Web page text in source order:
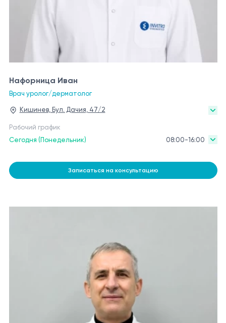
Нафорница Иван
Врач уролог/дерматолог
Кишинев, Бул. Дачия, 47/2
Рабочий график
Сегодня (Понедельник)
08:00-16:00
Записаться на консультацию